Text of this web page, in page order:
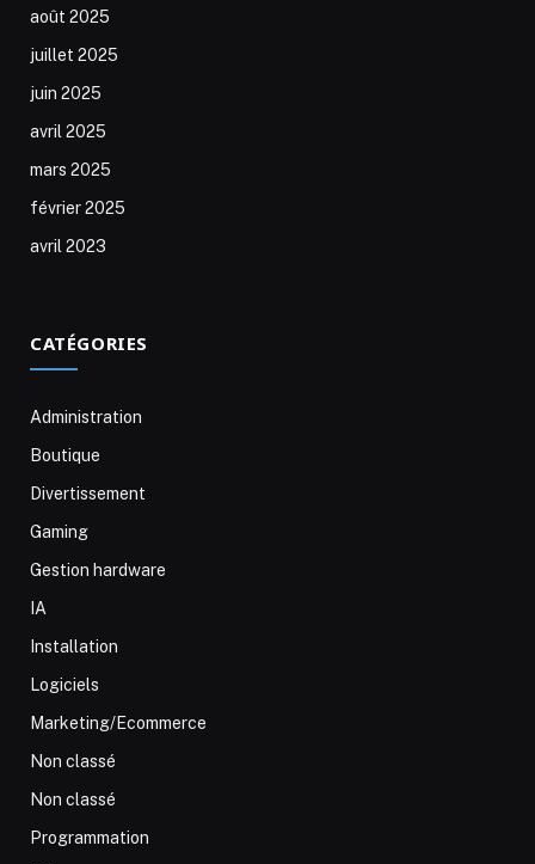
août 2025
juillet 2025
juin 2025
avril 2025
mars 2025
février 2025
avril 2023
CATÉGORIES
Administration
Boutique
Divertissement
Gaming
Gestion hardware
IA
Installation
Logiciels
Marketing/Ecommerce
Non classé
Non classé
Programmation